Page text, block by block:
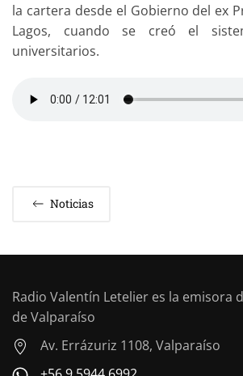
la cartera desde el Gobierno del ex
Lagos, cuando se creó el
universitarios.
Noticias
Radio Valentín Letelier es la emisora
de Valparaíso
Av. Errázuriz 1108, Valparaíso